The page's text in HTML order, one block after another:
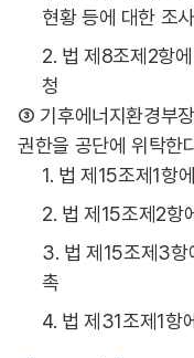
현황 등에 대한 조사
2. 법 제8조제2항
청
③ 기후에너지환경부
권한을 공단에 위탁한
1. 법 제15조제1항
2. 법 제15조제2항
3. 법 제15조제3항
촉
4. 법 제31조제1항